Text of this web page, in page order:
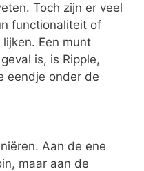
Toch zijn er veel
functionaliteit of
Een munt
is, is Ripple,
eendje onder de
Aan de ene
maar aan de